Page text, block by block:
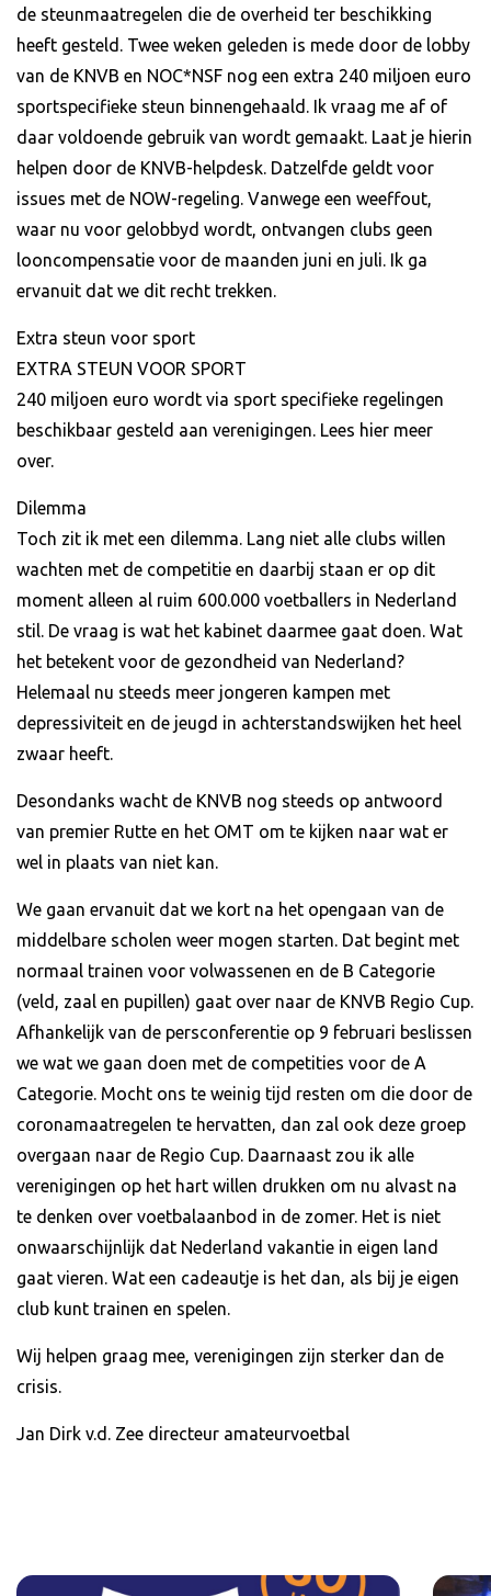
de steunmaatregelen die de overheid ter beschikking
heeft gesteld. Twee weken geleden is mede door de lobby
van de KNVB en NOC*NSF nog een extra 240 miljoen euro
sportspecifieke steun binnengehaald. Ik vraag me af of
daar voldoende gebruik van wordt gemaakt. Laat je hierin
helpen door de KNVB-helpdesk. Datzelfde geldt voor
issues met de NOW-regeling. Vanwege een weeffout,
waar nu voor gelobbyd wordt, ontvangen clubs geen
looncompensatie voor de maanden juni en juli. Ik ga
ervanuit dat we dit recht trekken.
Extra steun voor sport
EXTRA STEUN VOOR SPORT
240 miljoen euro wordt via sport specifieke regelingen
beschikbaar gesteld aan verenigingen. Lees hier meer
over.
Dilemma
Toch zit ik met een dilemma. Lang niet alle clubs willen
wachten met de competitie en daarbij staan er op dit
moment alleen al ruim 600.000 voetballers in Nederland
stil. De vraag is wat het kabinet daarmee gaat doen. Wat
het betekent voor de gezondheid van Nederland?
Helemaal nu steeds meer jongeren kampen met
depressiviteit en de jeugd in achterstandswijken het heel
zwaar heeft.
Desondanks wacht de KNVB nog steeds op antwoord
van premier Rutte en het OMT om te kijken naar wat er
wel in plaats van niet kan.
We gaan ervanuit dat we kort na het opengaan van de
middelbare scholen weer mogen starten. Dat begint met
normaal trainen voor volwassenen en de B Categorie
(veld, zaal en pupillen) gaat over naar de KNVB Regio Cup.
Afhankelijk van de persconferentie op 9 februari beslissen
we wat we gaan doen met de competities voor de A
Categorie. Mocht ons te weinig tijd resten om die door de
coronamaatregelen te hervatten, dan zal ook deze groep
overgaan naar de Regio Cup. Daarnaast zou ik alle
verenigingen op het hart willen drukken om nu alvast na
te denken over voetbalaanbod in de zomer. Het is niet
onwaarschijnlijk dat Nederland vakantie in eigen land
gaat vieren. Wat een cadeautje is het dan, als bij je eigen
club kunt trainen en spelen.
Wij helpen graag mee, verenigingen zijn sterker dan de
crisis.
Jan Dirk v.d. Zee directeur amateurvoetbal